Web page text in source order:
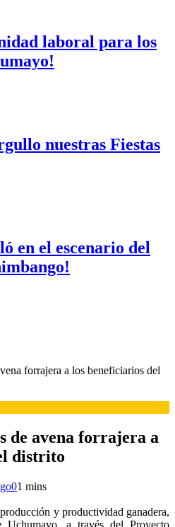
laboral para los
nuestras Fiestas
en el escenario del
forrajera a los beneficiarios del
de avena forrajera a
distrito
01 mins
y productividad ganadera,
a través del Proyecto